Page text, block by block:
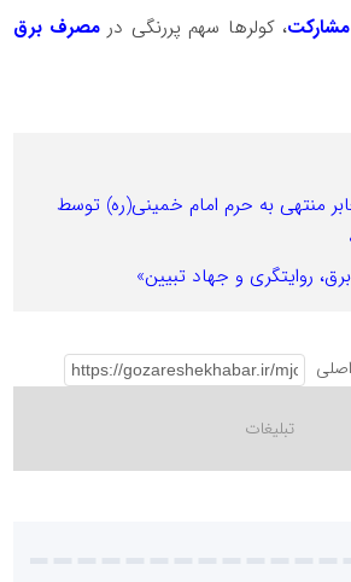
مشارکت، کولرها سهم پررنگی درمصرف برق
منتهی به حرم امام خمینی(ره) توسط
روایتگری و جهاد تبیین»